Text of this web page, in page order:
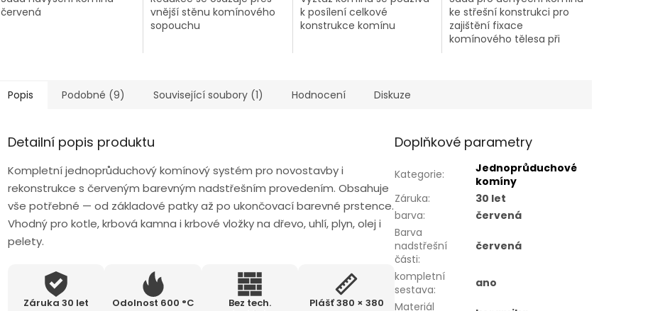
červená
vnější stěnu komínového
sopouchu
k posílení celkové
konstrukce komínu
ke střešní konstrukci pro
zajištění fixace
komínového tělesa při
Popis Podobné (9) Související soubory (1) Hodnocení Diskuze
Detailní popis produktu
Kompletní jednoprůduchový komínový systém pro novostavby i
rekonstrukce s červeným barevným nadstřešním provedením. Obsahuje
vše potřebné — od základové patky až po ukončovací barevné prstence.
Vhodný pro kotle, krbová kamna i krbové vložky na dřevo, uhlí, plyn, olej i
pelety.
Záruka 30 let Odolnost 600 °C
Bez tech.
Plášť 380 × 380
Doplňkové parametry
Kategorie:
Jednoprůduchové
komíny
Záruka:
30 let
barva:
červená
Barva
nadstřešní
části:
červená
kompletní
sestava:
ano
Materiál